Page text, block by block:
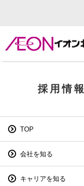
採用情報
TOP
会社を知る
キャリアを知る